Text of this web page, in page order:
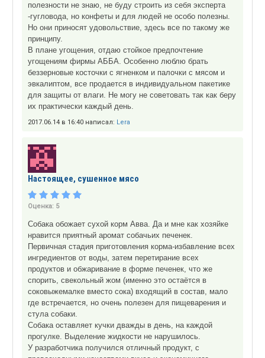
полезности не знаю, не буду строить из себя эксперта
-гугловода, но конфеты и для людей не особо полезны.
Но они приносят удовольствие, здесь все по такому же
принципу.
В плане угощения, отдаю стойкое предпочтение
угощениям фирмы АББА. Особенно люблю брать
беззерновые косточки с ягненком и палочки с мясом и
эвкалиптом, все продается в индивидуальном пакетике
для защиты от влаги. Не могу не советовать так как беру
их практически каждый день.
2017.06.14 в 16:40 написал: Lera
Настоящее, сушенное мясо
Оценка: 5
Собака обожает сухой корм Авва. Да и мне как хозяйке
нравится приятный аромат собачьих печенек.
Первичная стадия приготовления корма-избавление всех
ингредиентов от воды, затем перетирание всех
продуктов и обжаривание в форме печенек, что же
спорить, свекольный жом (именно это остаётся в
соковыжемалке вместо сока) входящий в состав, мало
где встречается, но очень полезен для пищеварения и
стула собаки.
Собака оставляет кучки дважды в день, на каждой
прогулке. Выделение жидкости не нарушилось.
У разработчика получился отличный продукт, с